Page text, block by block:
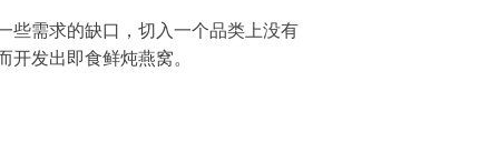
些需求的缺口，切入一个品类上没有
开发出 即食鲜炖燕窝。